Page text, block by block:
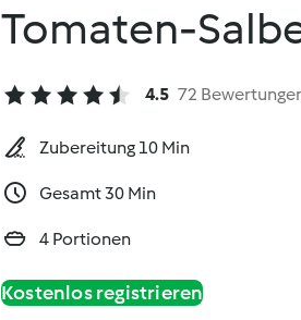
Tomaten-
4.5 72
Zubereitung 10 Min
Gesamt 30 Min
4 Portionen
Kostenlos registrieren